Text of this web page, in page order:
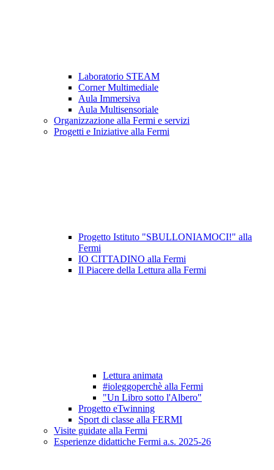
Laboratorio STEAM
Corner Multimediale
Aula Immersiva
Aula Multisensoriale
Organizzazione alla Fermi e servizi
Progetti e Iniziative alla Fermi
Progetto Istituto "SBULLONIAMOCI!" alla
Fermi
IO CITTADINO alla Fermi
Il Piacere della Lettura alla Fermi
Lettura animata
#ioleggoperchè alla Fermi
"Un Libro sotto l'Albero"
Progetto eTwinning
Sport di classe alla FERMI
Visite guidate alla Fermi
Esperienze didattiche Fermi a.s. 2025-26